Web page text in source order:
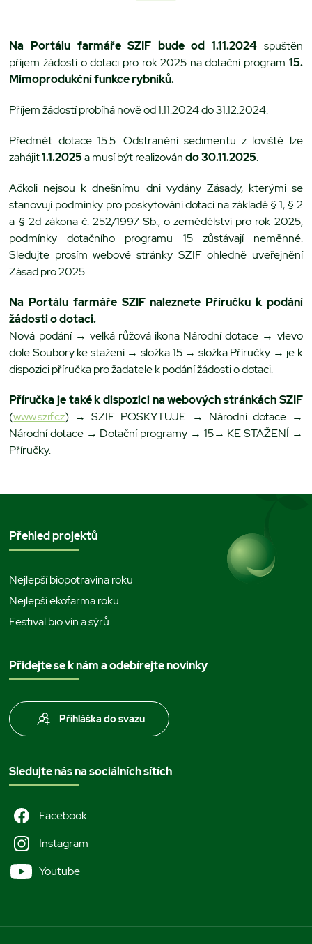
Na Portálu farmáře SZIF bude od 1.11.2024spuštěn
příjem žádostí o dotaci pro rok 2025 na dotační program 15.
Mimoprodukční funkce rybníků.
Příjem žádostí probíhá nově od 1.11.2024 do 31.12.2024.
Předmět dotace 15.5. Odstranění sedimentu z loviště lze
zahájit1.1.2025a musí být realizovándo 30.11.2025.
Ačkoli nejsou k dnešnímu dni vydány Zásady, kterými se
stanovují podmínky pro poskytování dotací na základě § 1, § 2
a § 2d zákona č. 252/1997 Sb., o zemědělství pro rok 2025,
podmínky dotačního programu 15 zůstávají neměnné.
Sledujte prosím webové stránky SZIF ohledně uveřejnění
Zásad pro 2025.
Na Portálu farmáře SZIF naleznete Příručku k podání
žádosti o dotaci.
Nová podání → velká růžová ikona Národní dotace → vlevo
dole Soubory ke stažení → složka 15 → složka Příručky → je k
dispozici příručka pro žadatele k podání žádosti o dotaci.
Příručka je také k dispozici na webových stránkách SZIF
(www.szif.cz) → SZIF POSKYTUJE → Národní dotace →
Národní dotace → Dotační programy → 15→ KE STAŽENÍ →
Příručky.
Přehled projektů
Nejlepší biopotravina roku
Nejlepší ekofarma roku
Festival bio vín a sýrů
Přidejte se k nám a odebírejte novinky
Přihláška do svazu
Sledujte nás na sociálních sítích
Facebook
Instagram
Youtube